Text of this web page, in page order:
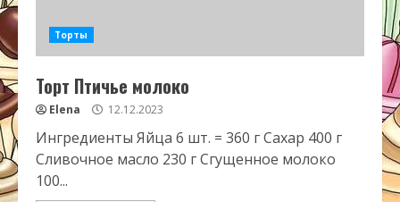
Торты
Торт Птичье молоко
Elena 12.12.2023
Ингредиенты Яйца 6 шт. = 360 г Сахар 400 г
Сливочное масло 230 г Сгущенное молоко
100...